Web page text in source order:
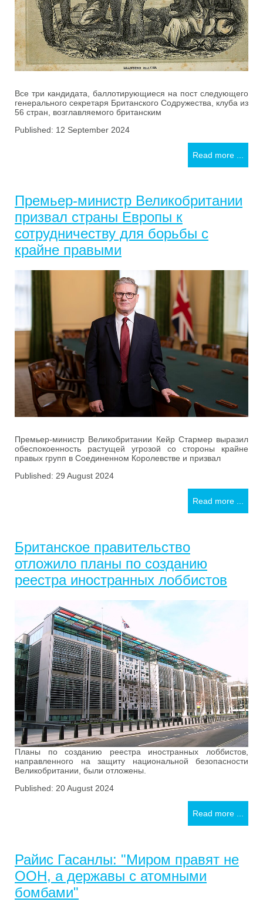
Все три кандидата, баллотирующиеся на пост следующего
генерального секретаря Британского Содружества, клуба из
56 стран, возглавляемого британским
Published: 12 September 2024
Read more ...
Премьер-министр Великобритании
призвал страны Европы к
сотрудничеству для борьбы с
крайне правыми
Премьер-министр Великобритании Кейр Стармер выразил
обеспокоенность растущей угрозой со стороны крайне
правых групп в Соединенном Королевстве и призвал
Published: 29 August 2024
Read more ...
Британское правительство
отложило планы по созданию
реестра иностранных лоббистов
Планы по созданию реестра иностранных лоббистов,
направленного на защиту национальной безопасности
Великобритании, были отложены.
Published: 20 August 2024
Read more ...
Райис Гасанлы: "Миром правят не
ООН, а державы с атомными
бомбами"